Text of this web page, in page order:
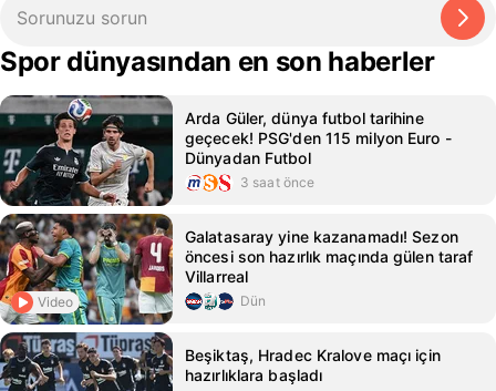
Spor dünyasından en son haberler
Arda Güler, dünya futbol tarihine
geçecek! PSG'den 115 milyon Euro -
Dünyadan Futbol
3 saat önce
Video
Galatasaray yine kazanamadı! Sezon
öncesi son hazırlık maçında gülen taraf
Villarreal
Dün
Beşiktaş, Hradec Kralove maçı için
hazırlıklara başladı